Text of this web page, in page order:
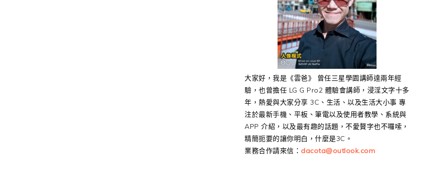
大家好，我是《雲爸》 曾任三星學園講師達兩年經
驗，也曾擔任 LG G Pro2 體驗會講師，浸淫文字十多
年，熱愛與大家分享 3C、生活、以及生活大小事 專
注於最新手機、平板、筆電以及使用者教學、系統與
APP 介紹，以及最有趣的話題，不愛贅字也不囉嗦，
精簡扼要的讓你明白，什麼是3C。
業務合作請來信： dacota@outlook.com